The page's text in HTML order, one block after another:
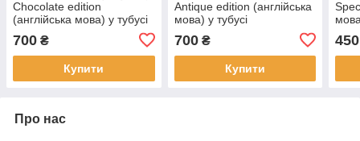
Chocolate edition
(англійська мова) у тубусі
700 ₴
Купити
Antique edition (англійська
мова) у тубусі
700₴
Купити
450
Про нас